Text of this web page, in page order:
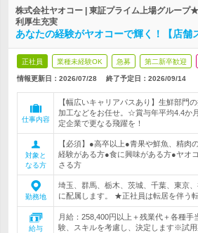
株式会社ヤオコー | 東証プライム上場グルー
利厚生充実
あなたの経験がヤオコーで輝く！【店舗
正社員 業種未経験OK 急募 第二新卒歓迎
情報更新日：2026/07/28 終了予定日： 2026/09/14
仕事内容
【幅広いキャリアパスあり】生鮮部門
加工などをお任せ。☆賞与年平均4.4か
定企業で更なる飛躍を！
対象と
なる方
【必須】●高卒以上●青果や鮮魚、精肉
経験がある方●食に興味がある方●ヤオ
さる方
勤務地
埼玉、群馬、栃木、茨城、千葉、東京
に配属します。 ★正社員は転居を伴う
給与
月給：258,400円以上＋残業代＋各種
験、スキルを考慮し、決定します※試